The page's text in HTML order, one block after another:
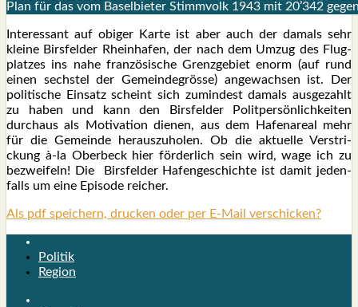
Plan für das vom Basel­bie­ter Stimm­volk 1943 mit 20’342
Inter­es­sant auf obi­ger Kar­te ist aber auch der damals sehr
klei­ne Birs­fel­der Rhein­ha­fen, der nach dem Umzug des Flug­
plat­zes ins nahe fran­zö­si­sche Grenz­ge­biet enorm (auf rund
einen sechs­tel der Gemein­de­grös­se) ange­wach­sen ist. Der
poli­ti­sche Ein­satz scheint sich zumin­dest damals aus­ge­zahlt
zu haben und kann den Birs­fel­der Polit­per­sön­lich­kei­ten
durch­aus als Moti­va­ti­on die­nen, aus dem Hafen­are­al mehr
für die Gemein­de her­aus­zu­ho­len. Ob die aktu­el­le Ver­stri­
ckung à‑la Ober­beck hier för­der­lich sein wird, wage ich zu
bezwei­feln! Die Birs­fel­der Hafen­ge­schich­te ist damit jeden­
falls um eine Epi­so­de rei­cher.
Als pdf speichern, drucken oder per E-Mail verschicken?
Politik
Region